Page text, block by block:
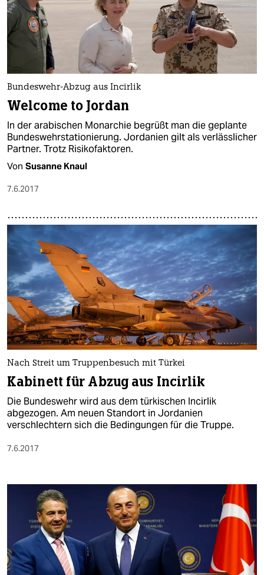
Bundeswehr-Abzug aus Incirlik
Welcome to Jordan
In der arabischen Monarchie begrüßt man die geplante
Bundeswehrstationierung. Jordanien gilt als verlässlicher
Partner. Trotz Risikofaktoren.
Von Susanne Knaul
7.6.2017
Nach Streit um Truppenbesuch mit Türkei
Kabinett für Abzug aus Incirlik
Die Bundeswehr wird aus dem türkischen Incirlik
abgezogen. Am neuen Standort in Jordanien
verschlechtern sich die Bedingungen für die Truppe.
7.6.2017